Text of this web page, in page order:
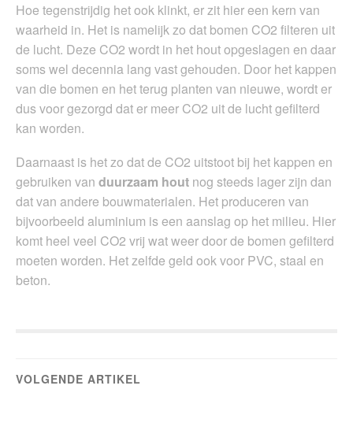
Hoe tegenstrijdig het ook klinkt, er zit hier een kern van
waarheid in. Het is namelijk zo dat bomen CO2 filteren uit
de lucht. Deze CO2 wordt in het hout opgeslagen en daar
soms wel decennia lang vast gehouden. Door het kappen
van die bomen en het terug planten van nieuwe, wordt er
dus voor gezorgd dat er meer CO2 uit de lucht gefilterd
kan worden.
Daarnaast is het zo dat de CO2 uitstoot bij het kappen en
gebruiken van duurzaam hout nog steeds lager zijn dan
dat van andere bouwmaterialen. Het produceren van
bijvoorbeeld aluminium is een aanslag op het milieu. Hier
komt heel veel CO2 vrij wat weer door de bomen gefilterd
moeten worden. Het zelfde geld ook voor PVC, staal en
beton.
VOLGENDE ARTIKEL